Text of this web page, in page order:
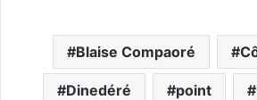
Blaise Compaoré
Dinedéré point